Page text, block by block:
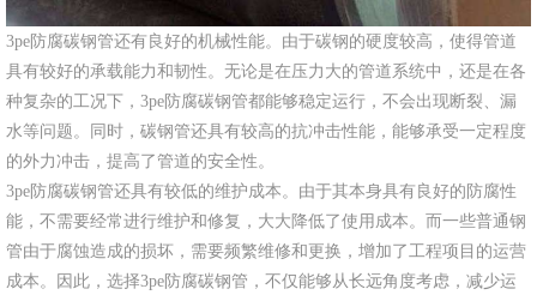
3pe防腐碳钢管还有良好的机械性能。由于碳钢的硬度较高，使得管道
具有较好的承载能力和韧性。无论是在压力大的管道系统中，还是在各
种复杂的工况下，3pe防腐碳钢管都能够稳定运行，不会出现断裂、漏
水等问题。同时，碳钢管还具有较高的抗冲击性能，能够承受一定程度
的外力冲击，提高了管道的安全性。
3pe防腐碳钢管还具有较低的维护成本。由于其本身具有良好的防腐性
能，不需要经常进行维护和修复，大大降低了使用成本。而一些普通钢
管由于腐蚀造成的损坏，需要频繁维修和更换，增加了工程项目的运营
成本。因此，选择3pe防腐碳钢管，不仅能够从长远角度考虑，减少运